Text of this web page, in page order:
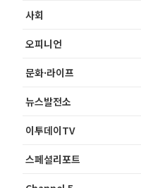
사회
오피니언
문화·라이프
뉴스발전소
이투데이TV
스페셜리포트